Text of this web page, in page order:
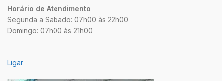
Horário de Atendimento
Segunda a Sabado: 07h00 às 22h00
Domingo: 07h00 às 21h00
Ligar